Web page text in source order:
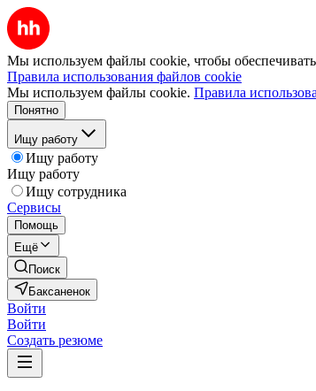
Мы используем файлы cookie, чтобы
Правила использования файлов cookie
Мы используем файлы cookie. Правила
Понятно
Ищу работу
Ищу работу
Ищу работу
Ищу сотрудника
Сервисы
Помощь
Ещё
Поиск
Баксаненок
Войти
Войти
Создать резюме